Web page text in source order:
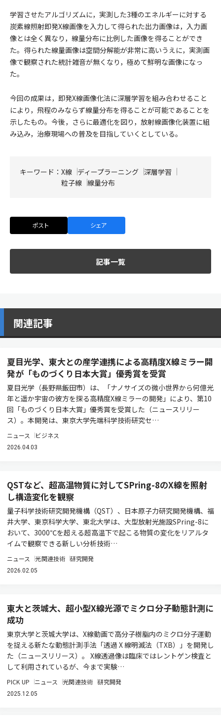
学習させたアルゴリズムに，実測した3種のエネルギーに対する
炭素線照射即発X線画像を入力して得られた出力画像は，入力画
像とは全く異なり，線量分布に比例した画像を得ることができ
た。得られた線量画像は空間分解能が非常に高いうえに，実測画
像で観察された統計雑音が無くなり，極めて鮮明な画像になっ
た。
今回の成果は，即発X線画像化法に深層学習を組み合わせること
により，飛程のみならず線量分布を得ることが可能であることを
示したもの。今後，さらに最適化を図り，放射線画像化装置に組
み込み，治療現場への普及を目指していくとしている。
キーワード： X線 ディープラーニング 深層学習
粒子線 線量分布
ポスト シェア
記事一覧
関連記事
夏目光学、東大との産学連携による高精度X線ミラー開
発が「ものづくり日本大賞」優秀賞を受賞
夏目光学（長野県飯田市）は、「ナノサイズの微小世界から何億光
年と遥か宇宙の彼方を探る高精度X線ミラーの開発」により、第10
回「ものづくり日本大賞」優秀賞を受賞した（ニュースリリー
ス）。本開発は、東京大学先端科学技術研究セ…
ニュース ビジネス
2026.04.03
QSTなど、超高温物質に対してSPring-8のX線を照射
し構造変化を観察
量子科学技術研究開発機構（QST）、日本原子力研究開発機構、福
井大学、東京科学大学、東北大学は、大型放射光施設SPring-8に
おいて、3000℃を超える超高温下で起こる物質の変化をリアルタ
イムで観察できる新しい分析技術…
ニュース 光関連技術 研究開発
2026.02.05
東大と茨城大、超小型X線光源でミクロ分子動態計測に
成功
東京大学と茨城大学は、X線動画で高分子樹脂内のミクロ分子運動
を捉える新たな動態計測手法「透過 X 線明滅法（TXB）」を開発し
た（ニュースリリース）。 X線透過像は臨床ではレントゲン検査と
して利用されているが、今まで実験…
PICK UP ニュース 光関連技術 研究開発
2025.12.05